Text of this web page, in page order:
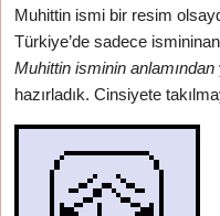
Muhittin ismi bir resim
Türkiye’de sadece
Muhittin isminin anlamından
hazırladık. Cinsiyete